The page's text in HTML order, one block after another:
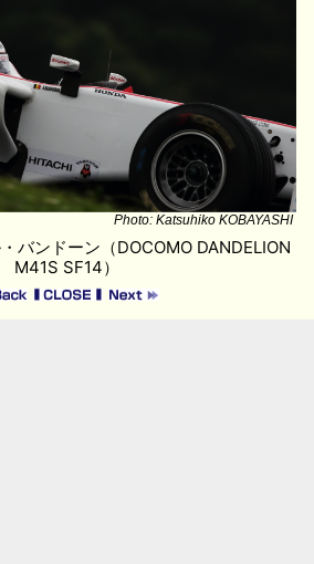
Photo: Katsuhiko KOBAYASHI
バンドーン（DOCOMO DANDELION
M41S SF14）